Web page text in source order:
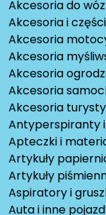
Akcesoria do
Akcesoria i
Akcesoria
Akcesoria
Akcesoria
Akcesoria
Akcesoria
Antyperspiranty
Apteczki i
Artykuły
Artykuły
Aspiratory i
Auta i inne